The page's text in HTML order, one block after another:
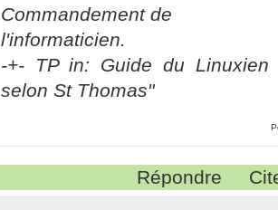
Commandement de
l'informaticien.
-+- TP in: Guide du Linuxien
selon St Thomas"
Répondre